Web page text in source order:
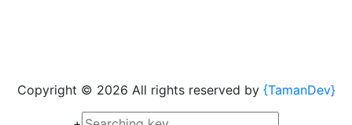
Copyright © 2026 All rights reserved by {TamanDev}